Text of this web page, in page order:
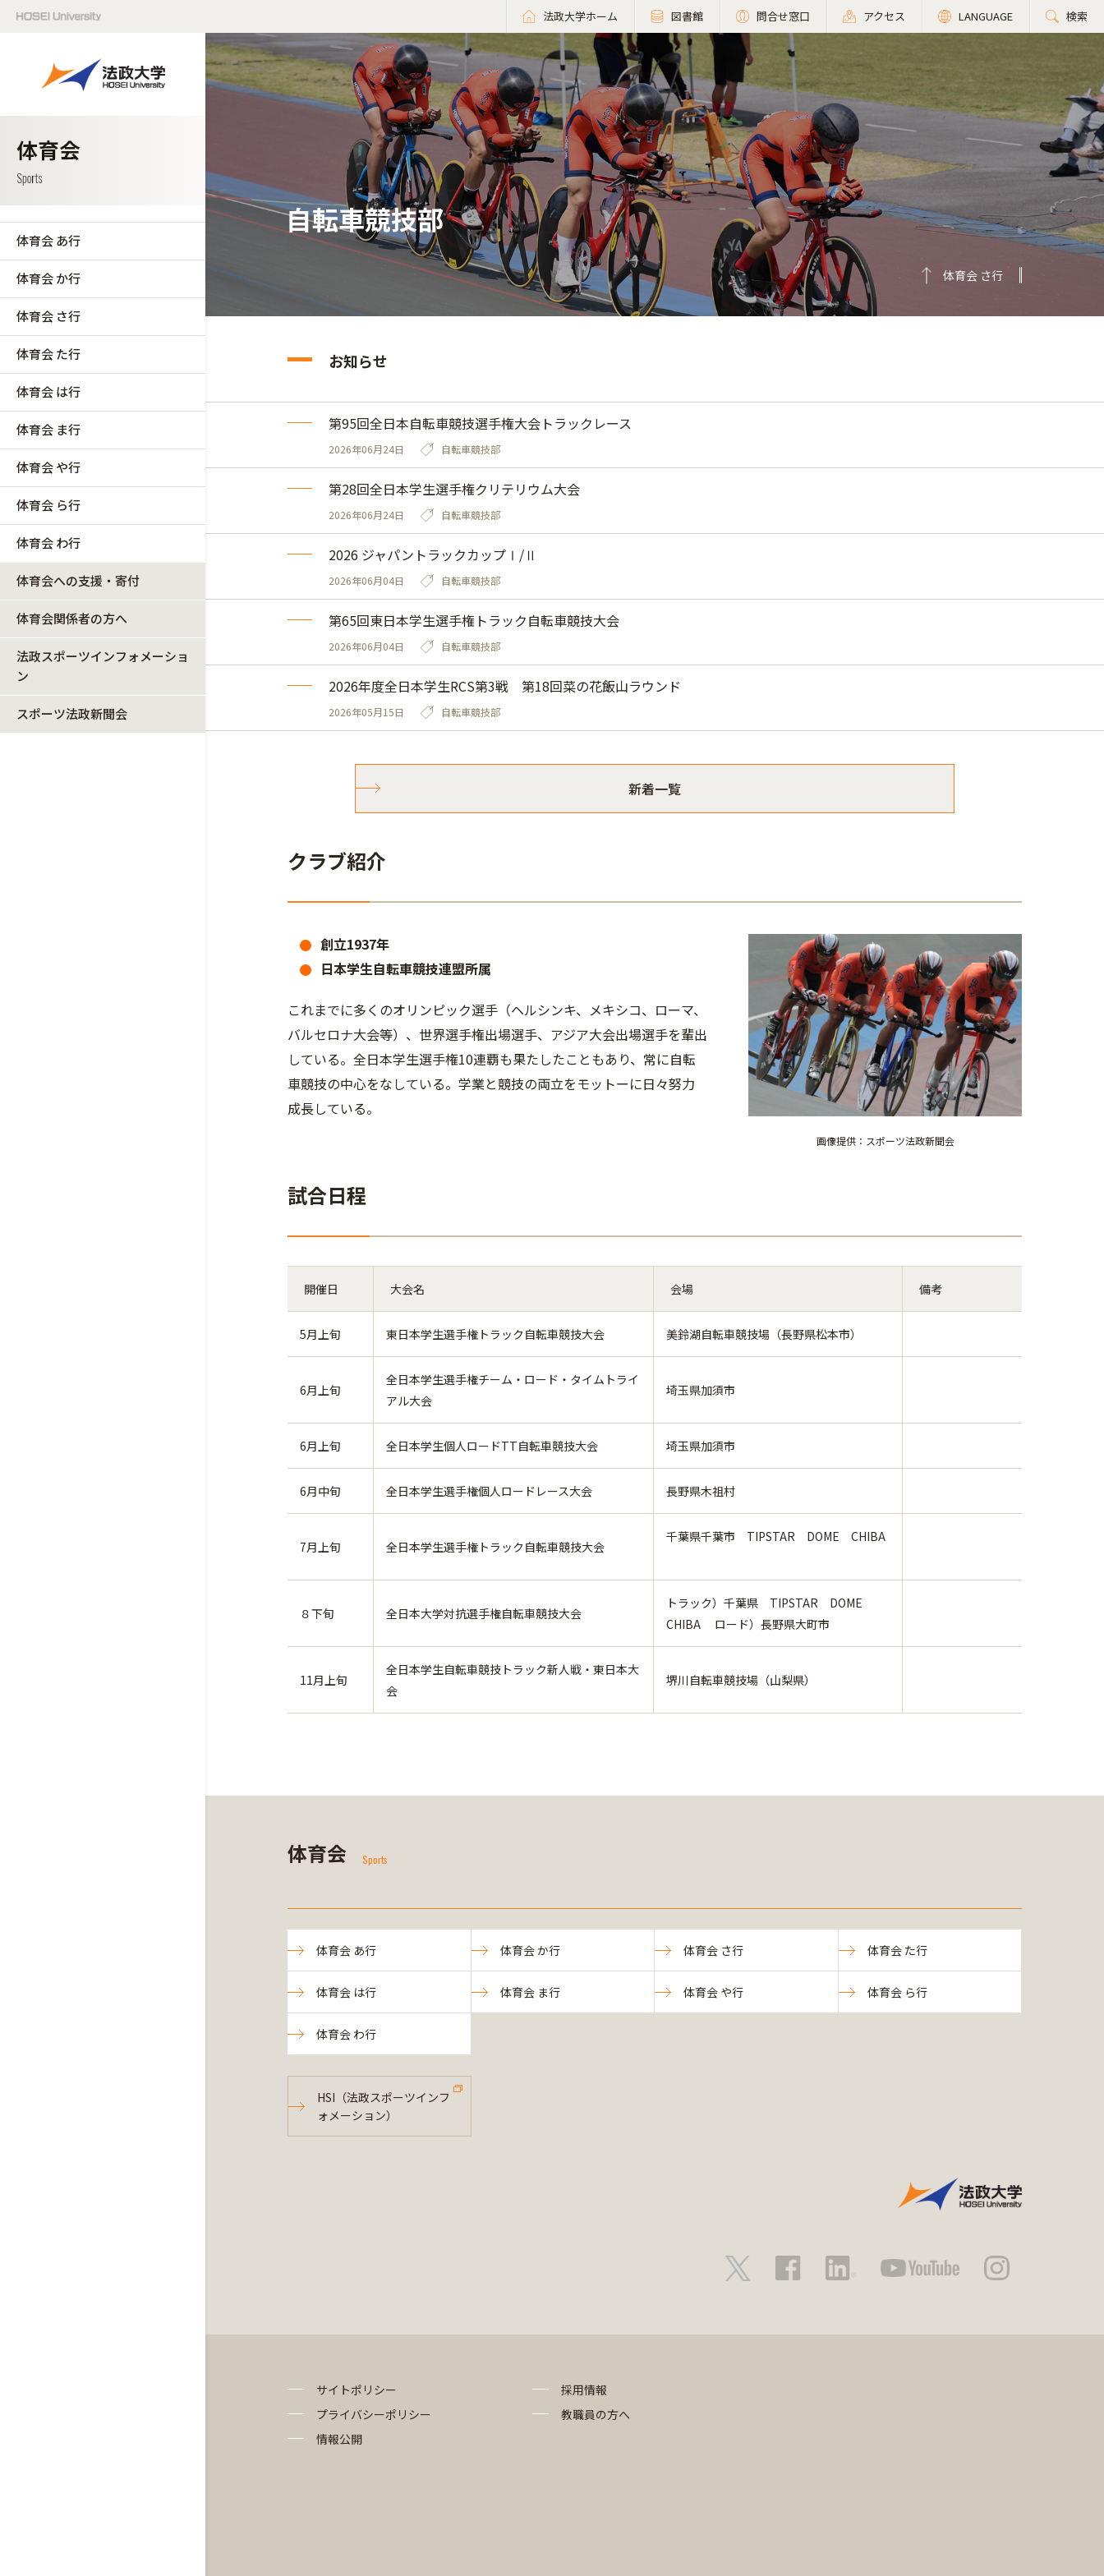
法政大学ホーム 図書館 問合せ窓口 アクセス LANGUAGE 検索
体育会 あ行
体育会 か行
体育会 さ行
体育会 た行
体育会 は行
体育会 ま行
体育会 や行
体育会 ら行
体育会 わ行
体育会への支援・寄付
体育会関係者の方へ
法政スポーツインフォメーショ
ン
スポーツ法政新聞会
自転車競技部
体育会 さ行
お知らせ
第95回全日本自転車競技選手権大会トラックレース
2026年06月24日 自転車競技部
第28回全日本学生選手権クリテリウム大会
2026年06月24日 自転車競技部
2026 ジャパントラックカップⅠ/Ⅱ
2026年06月04日 自転車競技部
第65回東日本学生選手権トラック自転車競技大会
2026年06月04日 自転車競技部
2026年度全日本学生RCS第3戦 第18回菜の花飯山ラウンド
2026年05月15日 自転車競技部
新着一覧
クラブ紹介
創立1937年
日本学生自転車競技連盟所属
これまでに多くのオリンピック選手（ヘルシンキ、メキシコ、ローマ、
バルセロナ大会等）、世界選手権出場選手、アジア大会出場選手を輩出
している。全日本学生選手権10連覇も果たしたこともあり、常に自転
車競技の中心をなしている。学業と競技の両立をモットーに日々努力
成長している。
画像提供：スポーツ法政新聞会
試合日程
開催日 大会名 会場 備考
5月上旬 東日本学生選手権トラック自転車競技大会 美鈴湖自転車競技場（長野県松本市）
6月上旬
全日本学生選手権チーム・ロード・タイムトライ
アル大会
埼玉県加須市
6月上旬 全日本学生個人ロードTT自転車競技大会 埼玉県加須市
6月中旬 全日本学生選手権個人ロードレース大会 長野県木祖村
7月上旬 全日本学生選手権トラック自転車競技大会
千葉県千葉市 TIPSTAR DOME CHIBA
８下旬 全日本大学対抗選手権自転車競技大会
トラック）千葉県 TIPSTAR DOME
CHIBA
ロード）長野県大町市
11月上旬
全日本学生自転車競技トラック新人戦・東日本大
会
堺川自転車競技場（山梨県）
体育会 Sports
体育会 あ行 体育会 か行 体育会 さ行 体育会 た行
体育会 は行 体育会 ま行 体育会 や行 体育会 ら行
体育会 わ行
HSI（法政スポーツインフ
ォメーション）
サイトポリシー
プライバシーポリシー
情報公開
採用情報
教職員の方へ